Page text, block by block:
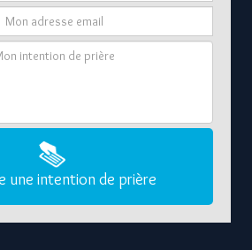
une intention de prière